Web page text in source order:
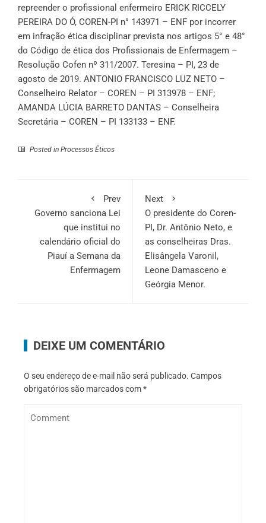
repreender o profissional enfermeiro ERICK RICCELY
PEREIRA DO Ó, COREN-PI n° 143971 – ENF por incorrer
em infração ética disciplinar prevista nos artigos 5° e 48°
do Código de ética dos Profissionais de Enfermagem –
Resolução Cofen nº 311/2007. Teresina – PI, 23 de
agosto de 2019. ANTONIO FRANCISCO LUZ NETO –
Conselheiro Relator – COREN – PI 313978 – ENF;
AMANDA LÚCIA BARRETO DANTAS – Conselheira
Secretária – COREN – PI 133133 – ENF.
Posted in Processos Éticos
Prev
Governo sanciona Lei
que institui no
calendário oficial do
Piauí a Semana da
Enfermagem
Next
O presidente do Coren-
PI, Dr. Antônio Neto, e
as conselheiras Dras.
Elisângela Varonil,
Leone Damasceno e
Geórgia Menor.
DEIXE UM COMENTÁRIO
O seu endereço de e-mail não será publicado. Campos
obrigatórios são marcados com*